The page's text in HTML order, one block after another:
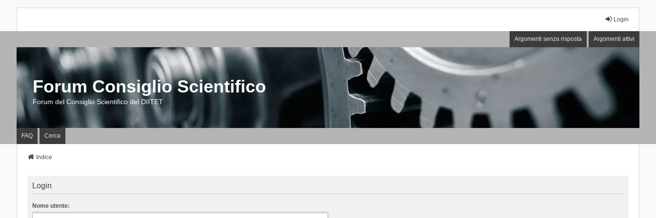
Login
Argomenti senza risposta Argomenti attivi
Forum Consiglio Scientifico
Forum del Consiglio Scientifico del DIITET
FAQ Cerca
Indice
Login
Nome utente: